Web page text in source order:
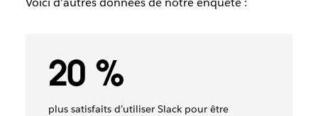
20 %
plus satisfaits d’utiliser Slack pour être